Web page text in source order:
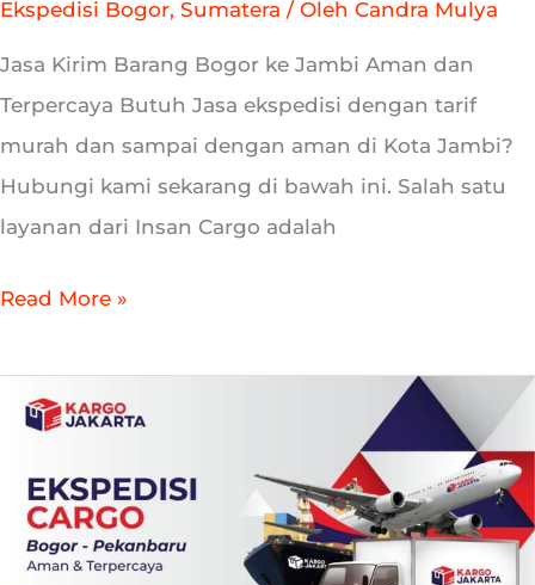
Ekspedisi Bogor, Sumatera / Oleh Candra Mulya
Jasa Kirim Barang Bogor ke Jambi Aman dan
Terpercaya Butuh Jasa ekspedisi dengan tarif
murah dan sampai dengan aman di Kota Jambi?
Hubungi kami sekarang di bawah ini. Salah satu
layanan dari Insan Cargo adalah
Read More »
Jasa
Kirim
Barang
Bogor